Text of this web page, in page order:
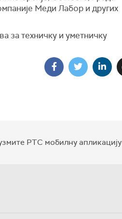
Меди Лабор и других
за техничку и уметничку
РТС мобилну апликацију